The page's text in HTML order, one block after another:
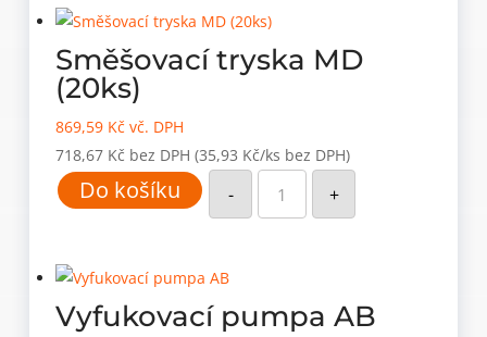
SF
(12
množství
Směšovací tryska MD
(20ks)
869,59 Kč vč. DPH
718,67 Kč bez DPH (35,93 Kč/ks bez DPH)
Do košíku -
Směšovací
tryska
MD
(20ks)
+
Vyfukovací pumpa AB